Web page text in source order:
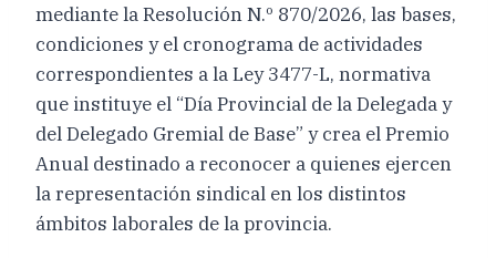
mediante la Resolución N.º 870/2026, las bases,
condiciones y el cronograma de actividades
correspondientes a la Ley 3477-L, normativa
que instituye el “Día Provincial de la Delegada y
del Delegado Gremial de Base” y crea el Premio
Anual destinado a reconocer a quienes ejercen
la representación sindical en los distintos
ámbitos laborales de la provincia.